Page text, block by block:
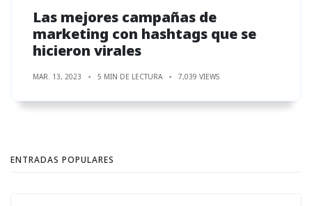
Las mejores campañas de
marketing con hashtags que se
hicieron virales
MAR. 13, 2023 5 MIN DE LECTURA 7,039 VIEWS
ENTRADAS POPULARES